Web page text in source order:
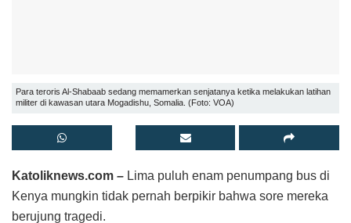
Para teroris Al-Shabaab sedang memamerkan senjatanya ketika melakukan latihan
militer di kawasan utara Mogadishu, Somalia. (Foto: VOA)
Katoliknews.com – Lima puluh enam penumpang bus di
Kenya mungkin tidak pernah berpikir bahwa sore mereka
berujung tragedi.